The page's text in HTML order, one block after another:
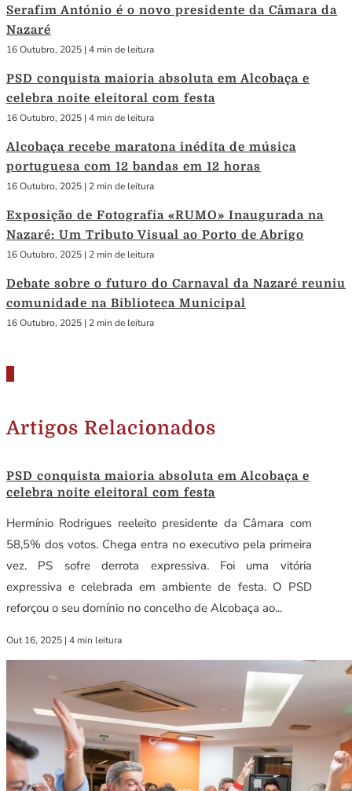
Serafim António é o novo presidente da Câmara da
Nazaré
16 Outubro, 2025 | 4 min de leitura
PSD conquista maioria absoluta em Alcobaça e
celebra noite eleitoral com festa
16 Outubro, 2025 | 4 min de leitura
Alcobaça recebe maratona inédita de música
portuguesa com 12 bandas em 12 horas
16 Outubro, 2025 | 2 min de leitura
Exposição de Fotografia «RUMO» Inaugurada na
Nazaré: Um Tributo Visual ao Porto de Abrigo
16 Outubro, 2025 | 2 min de leitura
Debate sobre o futuro do Carnaval da Nazaré reuniu
comunidade na Biblioteca Municipal
16 Outubro, 2025 | 2 min de leitura
Artigos Relacionados
PSD conquista maioria absoluta em Alcobaça e
celebra noite eleitoral com festa
Hermínio Rodrigues reeleito presidente da Câmara com
58,5% dos votos. Chega entra no executivo pela primeira
vez. PS sofre derrota expressiva. Foi uma vitória
expressiva e celebrada em ambiente de festa. O PSD
reforçou o seu domínio no concelho de Alcobaça ao...
Out 16, 2025 | 4 min leitura